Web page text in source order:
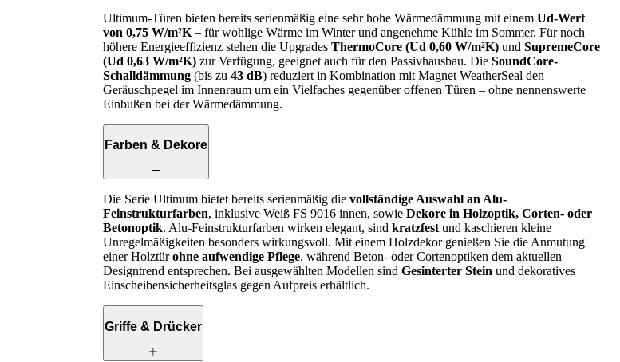
Ultimum-Türen bieten bereits serienmäßig eine sehr hohe Wärmedämmung mit einem Ud-Wert
von 0,75 W/m²K – für wohlige Wärme im Winter und angenehme Kühle im Sommer. Für noch
höhere Energieeffizienz stehen die Upgrades ThermoCore (Ud 0,60 W/m²K) und SupremeCore
(Ud 0,63 W/m²K) zur Verfügung, geeignet auch für den Passivhausbau. Die SoundCore-
Schalldämmung (bis zu 43 dB) reduziert in Kombination mit Magnet WeatherSeal den
Geräuschpegel im Innenraum um ein Vielfaches gegenüber offenen Türen – ohne nennenswerte
Einbußen bei der Wärmedämmung.
Farben & Dekore
Die Serie Ultimum bietet bereits serienmäßig die vollständige Auswahl an Alu-
Feinstrukturfarben, inklusive Weiß FS 9016 innen, sowie Dekore in Holzoptik, Corten‑ oder
Betonoptik. Alu-Feinstrukturfarben wirken elegant, sind kratzfest und kaschieren kleine
Unregelmäßigkeiten besonders wirkungsvoll. Mit einem Holzdekor genießen Sie die Anmutung
einer Holztürohne aufwendige Pflege, während Beton‑ oder Cortenoptiken dem aktuellen
Designtrend entsprechen. Bei ausgewählten Modellen sind Gesinterter Stein und dekoratives
Einscheibensicherheitsglas gegen Aufpreis erhältlich.
Griffe & Drücker